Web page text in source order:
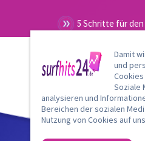
Damit
und
Soziale
analysieren und
Bereichen der sozialen
Nutzung von Cookies auf
5 Schritte für